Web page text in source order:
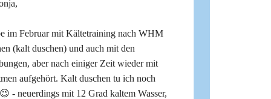
im Februar mit Kältetraining nach WHM
(kalt duschen) und auch mit den
aber nach einiger Zeit wieder mit
aufgehört. Kalt duschen tu ich noch
- neuerdings mit 12 Grad kaltem Wasser,